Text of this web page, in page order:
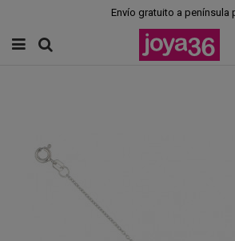
Envío gratuito a península